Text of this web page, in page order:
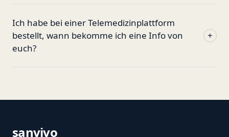
Ich habe bei einer Telemedizinplattform
bestellt, wann bekomme ich eine Info von
euch?
+
sanvivo